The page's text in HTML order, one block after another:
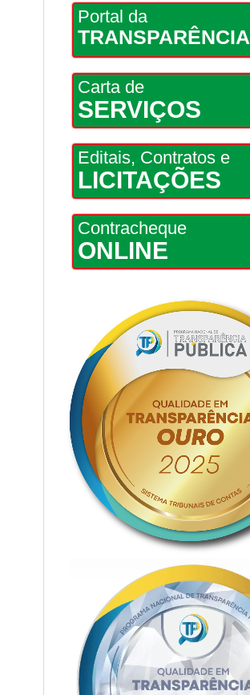
Portal da
TRANSPARÊNCIA
Carta de
SERVIÇOS
Editais, Contratos e
LICITAÇÕES
Contracheque
ONLINE